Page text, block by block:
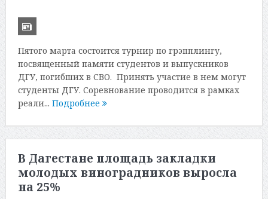
Пятого марта состоится турнир по грэпплингу,
посвященный памяти студентов и выпускников
ДГУ, погибших в СВО. Принять участие в нем могут
студенты ДГУ. Соревнование проводится в рамках
реали... Подробнее
В Дагестане площадь закладки
молодых виноградников выросла
на 25%